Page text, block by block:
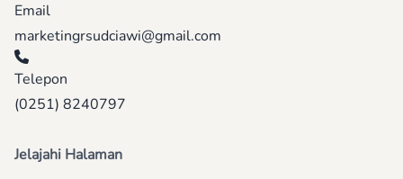
Email
marketingrsudciawi@gmail.com
Telepon
(0251) 8240797
Jelajahi Halaman